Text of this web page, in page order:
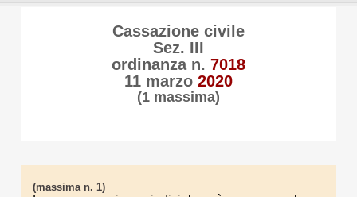
Cassazione civile
Sez. III
ordinanza n. 7018
11 marzo 2020
(1 massima)
(massima n. 1)